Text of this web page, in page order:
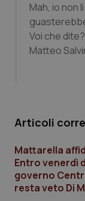
Calabria
Campania
Liguria
Asma &
Car-T
Disturbi
Mah, io non
Voi che dite?
Matteo
Articoli
Mattarella
Entro venerdì
governo
resta veto Di